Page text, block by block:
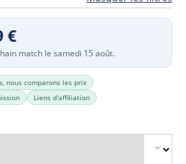
€
match le samedi 15 août.
nous comparons les prix
Liens d'affiliation